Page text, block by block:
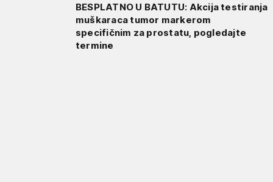
BESPLATNO U BATUTU: Akcija testiranja
muškaraca tumor markerom
specifičnim za prostatu, pogledajte
termine